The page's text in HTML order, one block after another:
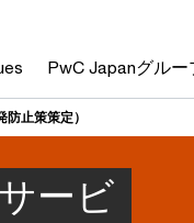
PwC Japanグルー
止策策定）
ービ